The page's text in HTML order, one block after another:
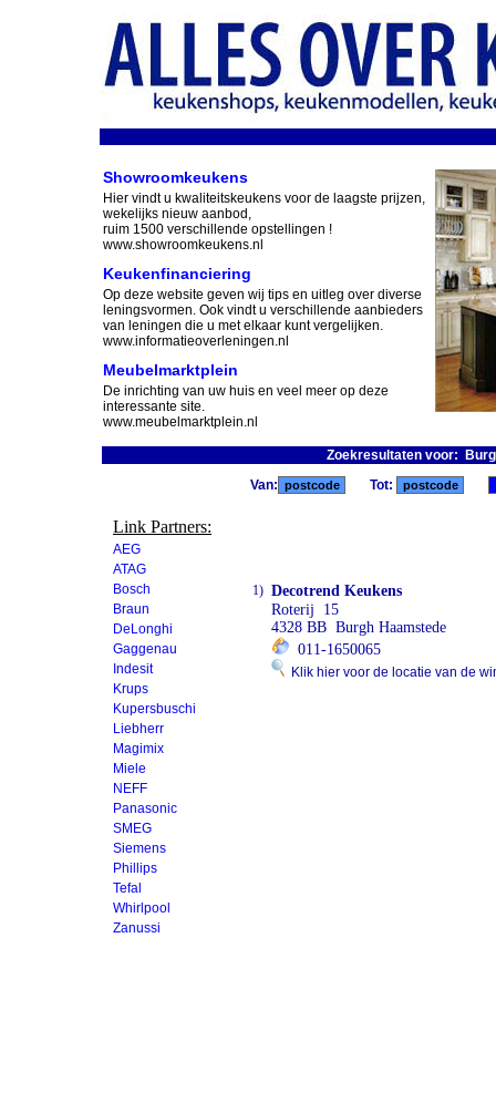
Showroomkeukens
Hier vindt u kwaliteitskeukens voor de laagste prijzen,
wekelijks nieuw aanbod,
ruim 1500 verschillende opstellingen !
www.showroomkeukens.nl
Keukenfinanciering
Op deze website geven wij tips en uitleg over diverse
leningsvormen. Ook vindt u verschillende aanbieders
van leningen die u met elkaar kunt vergelijken.
www.informatieoverleningen.nl
Meubelmarktplein
De inrichting van uw huis en veel meer op deze
interessante site.
www.meubelmarktplein.nl
Zoekresultaten voor:
Link Partners:
AEG
ATAG
Bosch
Braun
DeLonghi
Gaggenau
Indesit
Krups
Kupersbuschi
Liebherr
Magimix
Miele
NEFF
Panasonic
SMEG
Siemens
Phillips
Tefal
Whirlpool
Zanussi
Van: Tot:
1) Decotrend Keukens
Roterij 15
4328 BB Burgh Haamstede
011-1650065
Klik hier voor de locatie van de